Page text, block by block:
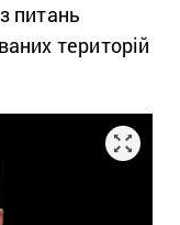
питань
територій